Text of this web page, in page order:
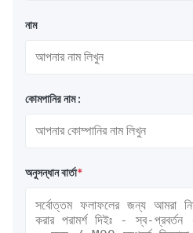
নাম
কোমপানির নাম :
অনুসন্ধান বার্তা*